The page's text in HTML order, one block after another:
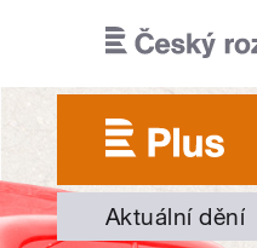
Aktuální dění